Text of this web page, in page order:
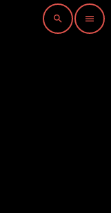
search menu